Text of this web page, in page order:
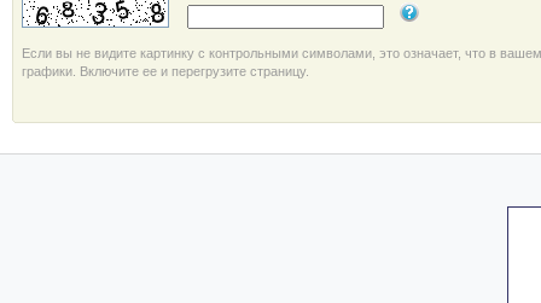
Если вы не видите картинку с контрольными символами, это означает, что в
графики. Включите ее и перегрузите страницу.